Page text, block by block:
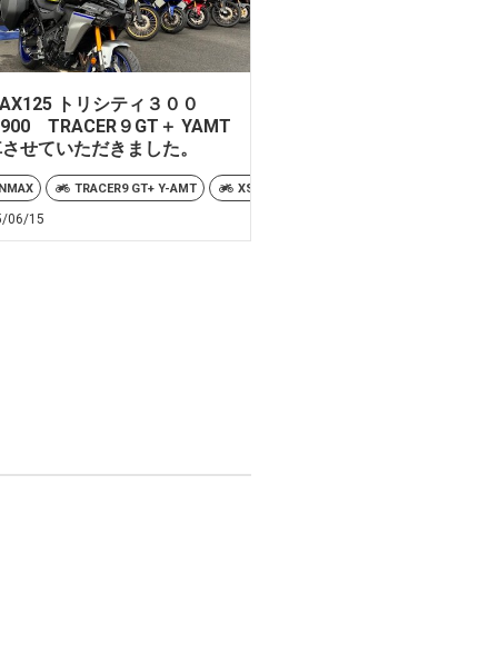
トリシティ３００
TRACER９GT＋ YAMT
せていただきました。
TRACER9 GT+ Y-AMT XSR900
06/15